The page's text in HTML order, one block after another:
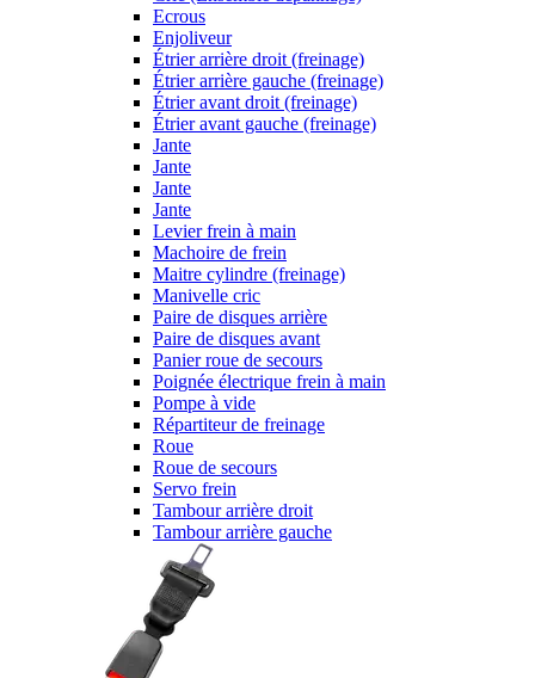
Ecrous
Enjoliveur
Étrier arrière droit (freinage)
Étrier arrière gauche (freinage)
Étrier avant droit (freinage)
Étrier avant gauche (freinage)
Jante
Jante
Jante
Jante
Levier frein à main
Machoire de frein
Maitre cylindre (freinage)
Manivelle cric
Paire de disques arrière
Paire de disques avant
Panier roue de secours
Poignée électrique frein à main
Pompe à vide
Répartiteur de freinage
Roue
Roue de secours
Servo frein
Tambour arrière droit
Tambour arrière gauche